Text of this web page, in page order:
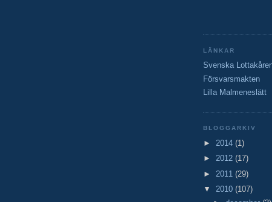
LÄNKAR
Svenska
Försvarsmakten
Lilla Malmeneslätt
BLOGGARKIV
► 2014 (1)
► 2012 (17)
► 2011 (29)
▼ 2010 (107)